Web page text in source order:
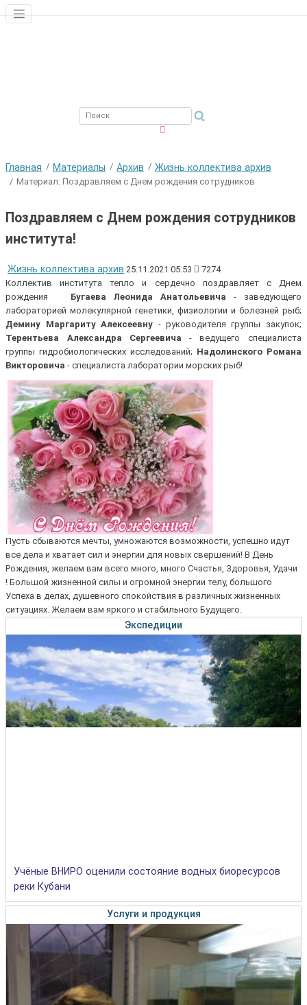
Главная Материалы Архив Жизнь коллектива архив
Материал: Поздравляем с Днем рождения сотрудников
Поздравляем с Днем рождения сотрудников
института!
Жизнь коллектива архив 25.11.2021 05:53
7274
Коллектив института тепло и сердечно поздравляет с Днем
рождения Бугаева Леонида Анатольевича - заведующего
лабораторией молекулярной генетики, физиологии и болезней рыб;
Демину Маргариту Алексеевну - руководителя группы закупок;
Терентьева Александра Сергеевича - ведущего специалиста
группы гидробиологических исследований; Надолинского Романа
Викторовича - специалиста лаборатории морских рыб!
Пусть сбываются мечты, умножаются возможности, успешно идут
все дела и хватает сил и энергии для новых свершений! В День
Рождения, желаем вам всего много, много Счастья, Здоровья, Удачи
! Большой жизненной силы и огромной энергии телу, большого
Успеха в делах, душевного спокойствия в различных жизненных
ситуациях. Желаем вам яркого и стабильного Будущего.
Экспедиции
Учёные ВНИРО оценили состояние водных биоресурсов
реки Кубани
Услуги и продукция